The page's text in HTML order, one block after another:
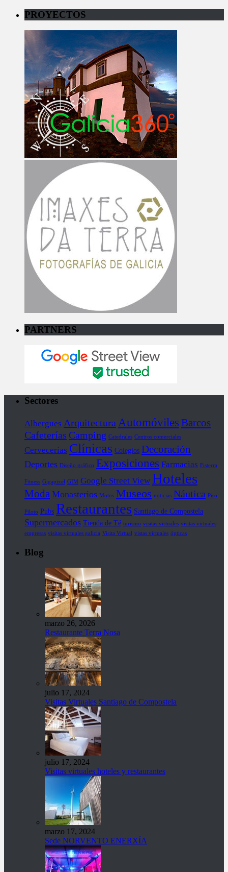
PROYECTOS
PARTNERS
Sectores
Albergues Arquitectura Automóviles Barcos
Cafeterías Camping Catedrales Centros comerciales
Cervecerías Clínicas Colegios Decoración
Deportes Diseño gráfico Exposiciones Farmacias Fisterra
Fitness Gigapixel GIM Google Street View Hoteles
Moda Monasterios Motos Museos noticias Náutica Piso
Piloto Pubs Restaurantes Santiago de Compostela
Supermercados Tienda de Té turismo visitas virtuales visitas virtuales
empresas visitas virtuales galicia Visita Virtual vistas virtuales ópticas
Blog
marzo 26, 2026
Restaurante Terra Nosa
julio 17, 2024
Visitas Virtuales Santiago de Compostela
julio 17, 2024
Visitas virtuales hoteles y restaurantes
marzo 17, 2024
Sede NORVENTO ENERXÍA